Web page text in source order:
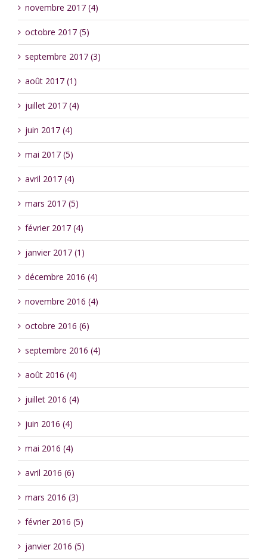
novembre 2017 (4)
octobre 2017 (5)
septembre 2017 (3)
août 2017 (1)
juillet 2017 (4)
juin 2017 (4)
mai 2017 (5)
avril 2017 (4)
mars 2017 (5)
février 2017 (4)
janvier 2017 (1)
décembre 2016 (4)
novembre 2016 (4)
octobre 2016 (6)
septembre 2016 (4)
août 2016 (4)
juillet 2016 (4)
juin 2016 (4)
mai 2016 (4)
avril 2016 (6)
mars 2016 (3)
février 2016 (5)
janvier 2016 (5)